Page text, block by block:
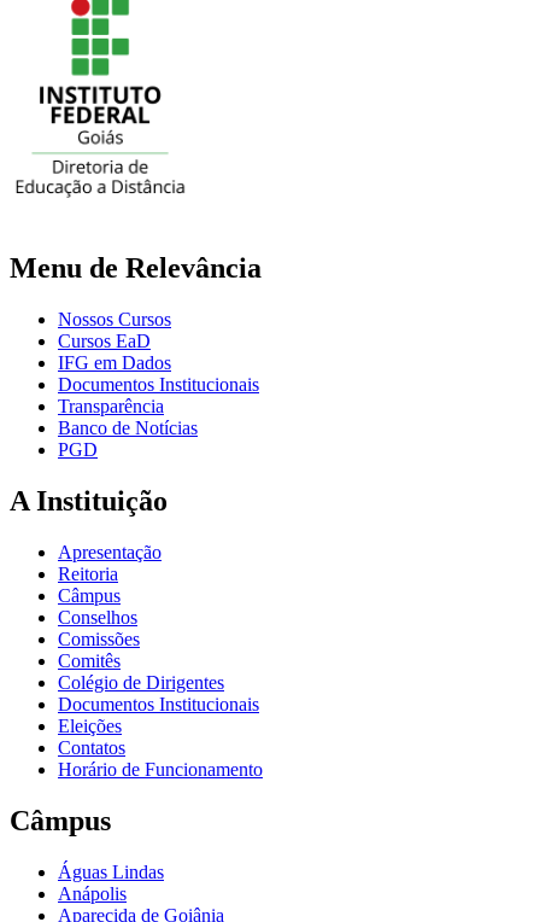
Menu de Relevância
Nossos Cursos
Cursos EaD
IFG em Dados
Documentos Institucionais
Transparência
Banco de Notícias
PGD
A Instituição
Apresentação
Reitoria
Câmpus
Conselhos
Comissões
Comitês
Colégio de Dirigentes
Documentos Institucionais
Eleições
Contatos
Horário de Funcionamento
Câmpus
Águas Lindas
Anápolis
Aparecida de Goiânia